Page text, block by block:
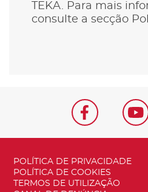
TEKA. Para mais
consulte a secção
POLÍTICA DE PRIVACIDADE
POLÍTICA DE COOKIES
TERMOS DE UTILIZAÇÃO